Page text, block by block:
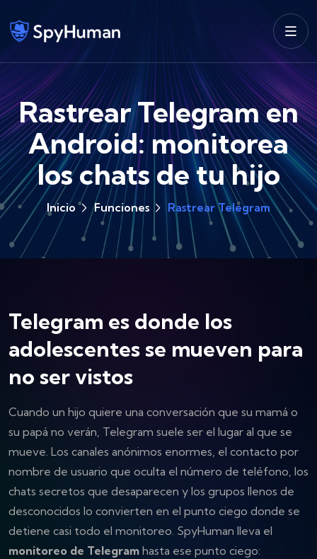
Rastrear Telegram en
Android: monitorea
los chats de tu hijo
Inicio Funciones Rastrear Telegram
Telegram es donde los
adolescentes se mueven para
no ser vistos
Cuando un hijo quiere una conversación que su mamá o
su papá no verán, Telegram suele ser el lugar al que se
mueve. Los canales anónimos enormes, el contacto por
nombre de usuario que oculta el número de teléfono, los
chats secretos que desaparecen y los grupos llenos de
desconocidos lo convierten en el punto ciego donde se
detiene casi todo el monitoreo. SpyHuman lleva el
monitoreo de Telegram hasta ese punto ciego: